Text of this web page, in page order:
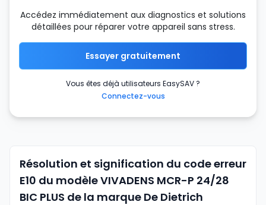
Accédez immédiatement aux diagnostics et solutions
détaillées pour réparer votre appareil sans stress.
Essayer gratuitement
Vous êtes déjà utilisateurs EasySAV ?
Connectez-vous
Résolution et signification du code erreur
E10 du modèle VIVADENS MCR-P 24/28
BIC PLUS de la marque De Dietrich